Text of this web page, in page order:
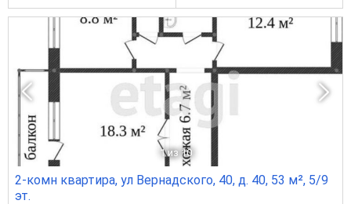
1 из 10
2-комн квартира, ул Вернадского, 40, д. 40, 53 м², 5/9
эт.